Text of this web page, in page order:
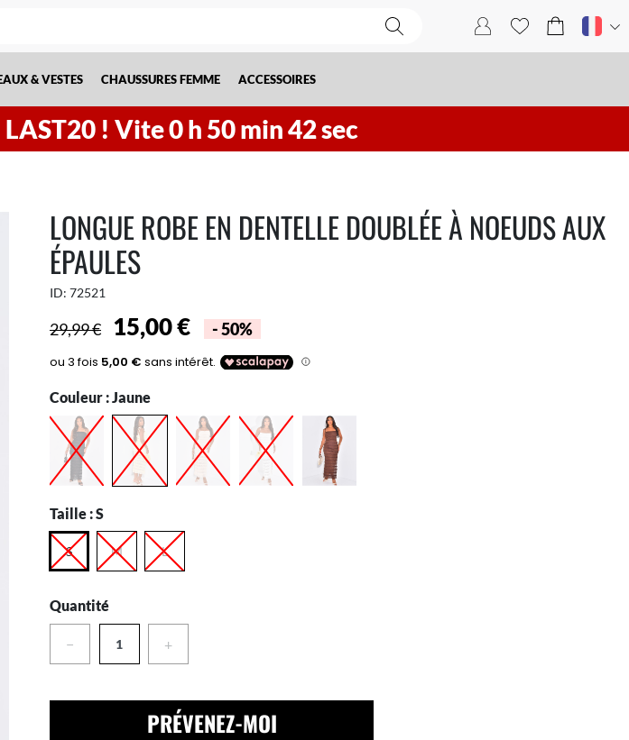
LAST20 ! Vite0h50min41sec
& VESTES CHAUSSURES FEMME ACCESSOIRES
LONGUE ROBE EN DENTELLE DOUBLÉE À NOEUDS AUX
ÉPAULES
ID: 72521
29,99 € 15,00 € - 50%
Couleur :Jaune
Taille :S
S M L
Quantité
− +
PRÉVENEZ-MOI